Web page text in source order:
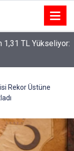
1,31 TL Yükseliyor:
Rekor Üstüne